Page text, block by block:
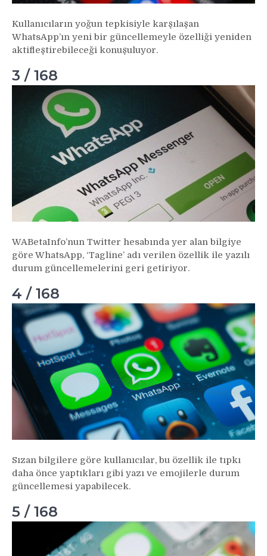
Kullanıcıların yoğun tepkisiyle karşılaşan
WhatsApp’ın yeni bir güncellemeyle özelliği yeniden
aktifleştirebileceği konuşuluyor.
3 / 168
WABetaInfo’nun Twitter hesabında yer alan bilgiye
göre WhatsApp, ‘Tagline’ adı verilen özellik ile yazılı
durum güncellemelerini geri getiriyor.
4 / 168
Sızan bilgilere göre kullanıcılar, bu özellik ile tıpkı
daha önce yaptıkları gibi yazı ve emojilerle durum
güncellemesi yapabilecek.
5 / 168